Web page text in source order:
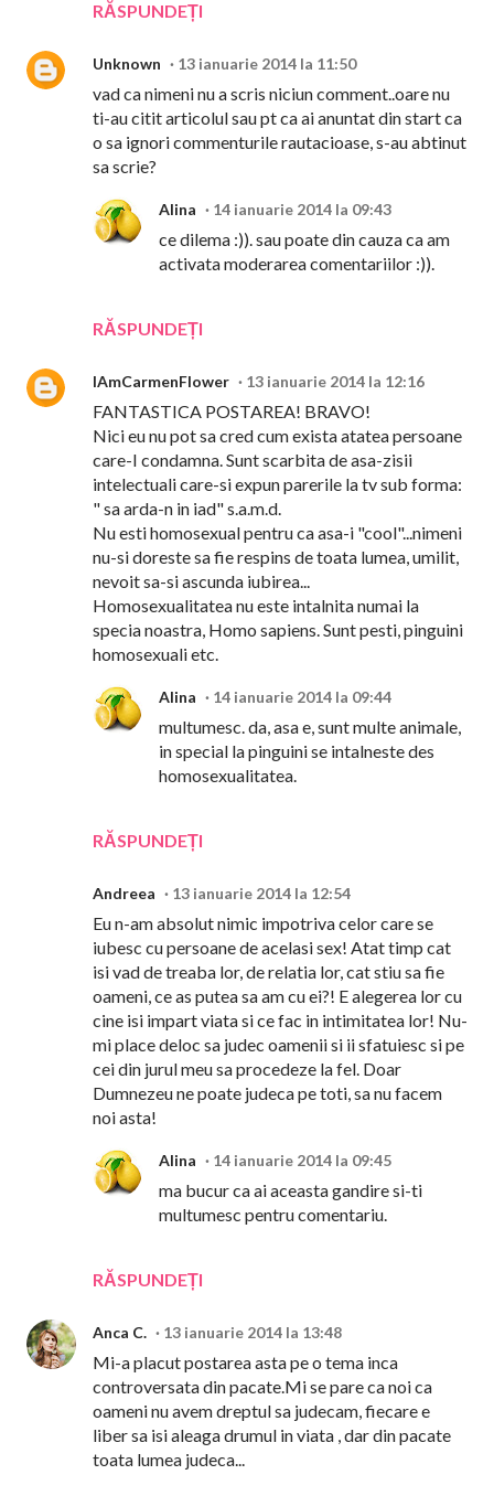
RĂSPUNDEȚI
Unknown 13 ianuarie 2014 la 11:50
vad ca nimeni nu a scris niciun comment..oare nu
ti-au citit articolul sau pt ca ai anuntat din start ca
o sa ignori commenturile rautacioase, s-au abtinut
sa scrie?
RĂSPUNDEȚI
Alina 14 ianuarie 2014 la 09:43
ce dilema :)). sau poate din cauza ca am
activata moderarea comentariilor :)).
IAmCarmenFlower 13 ianuarie 2014 la 12:16
FANTASTICA POSTAREA! BRAVO!
Nici eu nu pot sa cred cum exista atatea persoane
care-I condamna. Sunt scarbita de asa-zisii
intelectuali care-si expun parerile la tv sub forma:
" sa arda-n in iad" s.a.m.d.
Nu esti homosexual pentru ca asa-i "cool"...nimeni
nu-si doreste sa fie respins de toata lumea, umilit,
nevoit sa-si ascunda iubirea...
Homosexualitatea nu este intalnita numai la
specia noastra, Homo sapiens. Sunt pesti, pinguini
homosexuali etc.
RĂSPUNDEȚI
Alina 14 ianuarie 2014 la 09:44
multumesc. da, asa e, sunt multe animale,
in special la pinguini se intalneste des
homosexualitatea.
Andreea 13 ianuarie 2014 la 12:54
Eu n-am absolut nimic impotriva celor care se
iubesc cu persoane de acelasi sex! Atat timp cat
isi vad de treaba lor, de relatia lor, cat stiu sa fie
oameni, ce as putea sa am cu ei?! E alegerea lor cu
cine isi impart viata si ce fac in intimitatea lor! Nu-
mi place deloc sa judec oamenii si ii sfatuiesc si pe
cei din jurul meu sa procedeze la fel. Doar
Dumnezeu ne poate judeca pe toti, sa nu facem
noi asta!
RĂSPUNDEȚI
Alina 14 ianuarie 2014 la 09:45
ma bucur ca ai aceasta gandire si-ti
multumesc pentru comentariu.
Anca C. 13 ianuarie 2014 la 13:48
Mi-a placut postarea asta pe o tema inca
controversata din pacate.Mi se pare ca noi ca
oameni nu avem dreptul sa judecam, fiecare e
liber sa isi aleaga drumul in viata , dar din pacate
toata lumea judeca...